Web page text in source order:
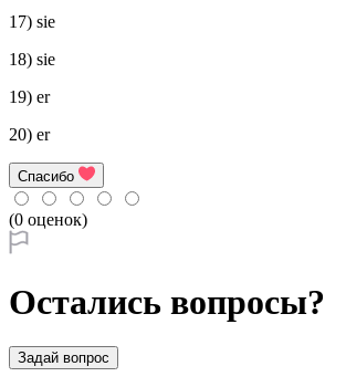
17) sie
18) sie
19) er
20) er
Спасибо
(0 оценок)
Остались вопросы?
Задай вопрос